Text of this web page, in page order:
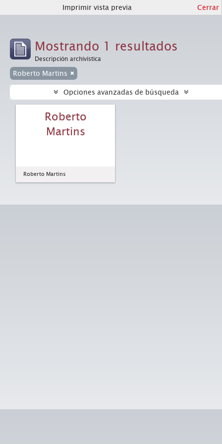
Imprimir vista previa Cerrar
Mostrando 1 resultados
Descripción archivística
Roberto Martins
Opciones avanzadas de búsqueda
Roberto
Martins
Roberto Martins